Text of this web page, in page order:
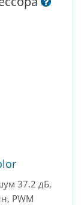
37.2 дБ,
PWM